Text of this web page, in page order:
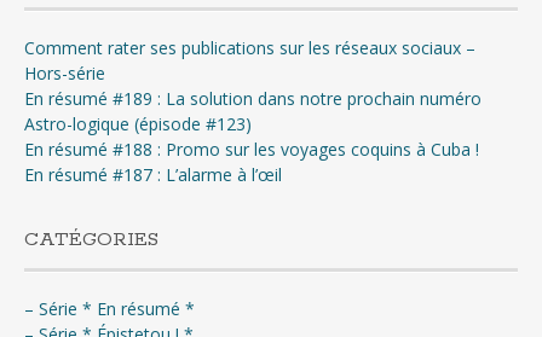
Comment rater ses publications sur les réseaux sociaux –
Hors-série
En résumé #189 : La solution dans notre prochain numéro
Astro-logique (épisode #123)
En résumé #188 : Promo sur les voyages coquins à Cuba !
En résumé #187 : L’alarme à l’œil
CATÉGORIES
– Série * En résumé *